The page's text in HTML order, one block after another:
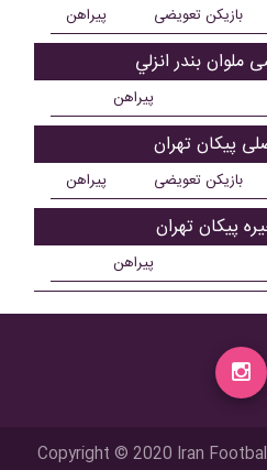
بازیکن تعویضی پیراهن
ملوان بندر انزلي
پیراهن
پيکان تهران
بازیکن تعویضی پیراهن
پيکان تهران
پیراهن
Copyright © 2020 Iran